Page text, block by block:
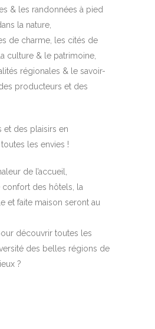
& les randonnées à pied
la nature,
de charme, les cités de
culture & le patrimoine,
régionales & le savoir-
producteurs et des
et des plaisirs en
les envies !
de l’accueil,
confort des hôtels, la
et faite maison seront au
découvrir toutes les
des belles régions de
?